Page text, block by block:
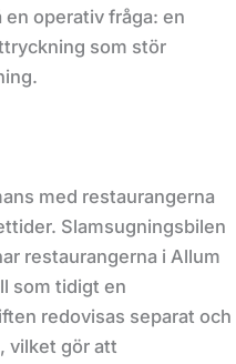
operativ fråga: en
som stör
med restaurangerna
Slamsugningsbilen
restaurangerna i Allum
som tidigt en
redovisas separat och
vilket gör att